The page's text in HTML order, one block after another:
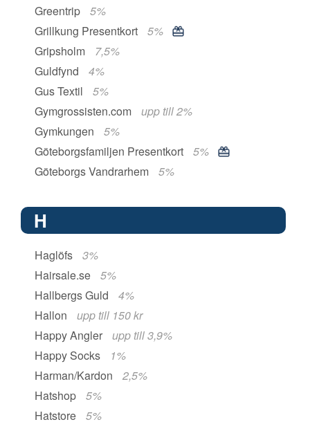
Greentrip
5%
Grillkung Presentkort
5%
Gripsholm
7,5%
Guldfynd
4%
Gus Textil
5%
Gymgrossisten.com
upp till 2%
Gymkungen
5%
Göteborgsfamiljen Presentkort
5%
Göteborgs Vandrarhem
5%
H
Haglöfs
3%
Hairsale.se
5%
Hallbergs Guld
4%
Hallon
upp till 150 kr
Happy Angler
upp till 3,9%
Happy Socks
1%
Harman/Kardon
2,5%
Hatshop
5%
Hatstore
5%